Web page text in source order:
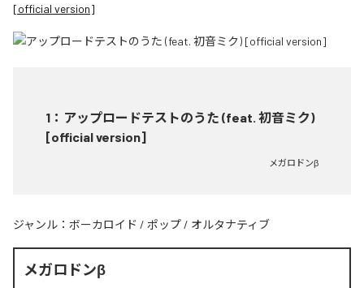
[official version]
1 ： アップロードテストのうた (feat. 初音ミク)
[official version]
メガロドンβ
ジャンル： ボーカロイド / ポップ / オルタナティブ
メガロドンβ